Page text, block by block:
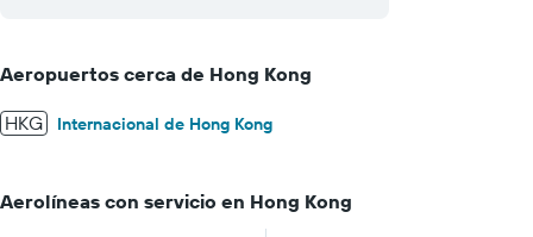
Aeropuertos cerca de Hong Kong
HKG Internacional de Hong Kong
Aerolíneas con servicio en Hong Kong